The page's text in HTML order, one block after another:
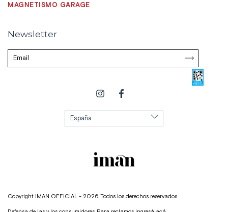
MAGNETISMO GARAGE
Newsletter
Copyright IMAN OFFICIAL - 2026. Todos los derechos reservados.